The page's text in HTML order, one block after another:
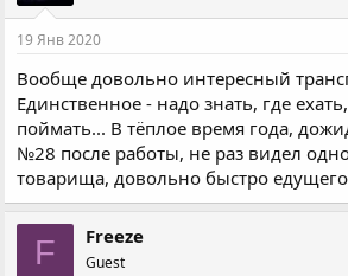
19 Янв 2020
Вообще довольно интересный
Единственное - надо знать, где
поймать... В тёплое время года,
№28 после работы, не раз видел
товарища, довольно быстро едущего
F Freeze
Guest